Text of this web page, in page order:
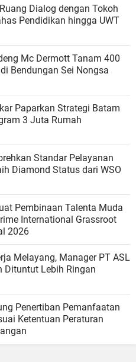
Dialog dengan Tokoh
Pendidikan hingga UWT
Mc Dermott Tanam 400
Bendungan Sei Nongsa
Paparkan Strategi Batam
3 Juta Rumah
Standar Pelayanan
Diamond Status dari WSO
Pembinaan Talenta Muda
International Grassroot
2026
Melayang, Manager PT ASL
Dituntut Lebih Ringan
Penertiban Pemanfaatan
Ketentuan Peraturan